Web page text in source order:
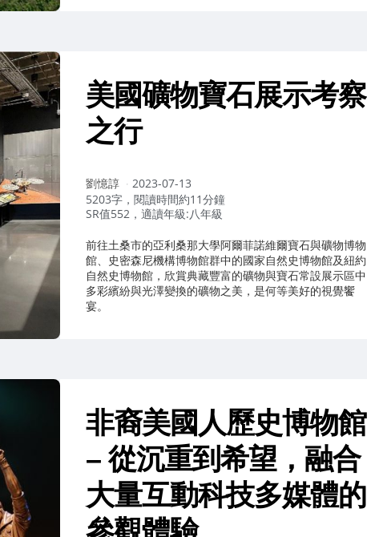
美國礦物寶石展示考察
之行
作
者：
劉憶諄
2023-07-13
5203字，閱讀時間約11分鐘
SR值552，適讀年級:八年級
前往土桑市的亞利桑那大學阿爾菲諾維爾寶石與礦物博物
館、史密森尼機構博物館群中的國家自然史博物館及紐約
自然史博物館，欣賞典藏豐富的礦物與寶石常設展示區中
多彩繽紛與光澤變換的礦物之美，是何等美好的視覺饗
宴。
非裔美國人歷史博物館
– 從沉重到希望，融合
大量互動科技多媒體的